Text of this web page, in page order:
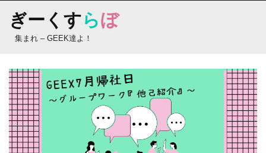
content
ぎーくすらぼ
集まれ – GEEK達よ！